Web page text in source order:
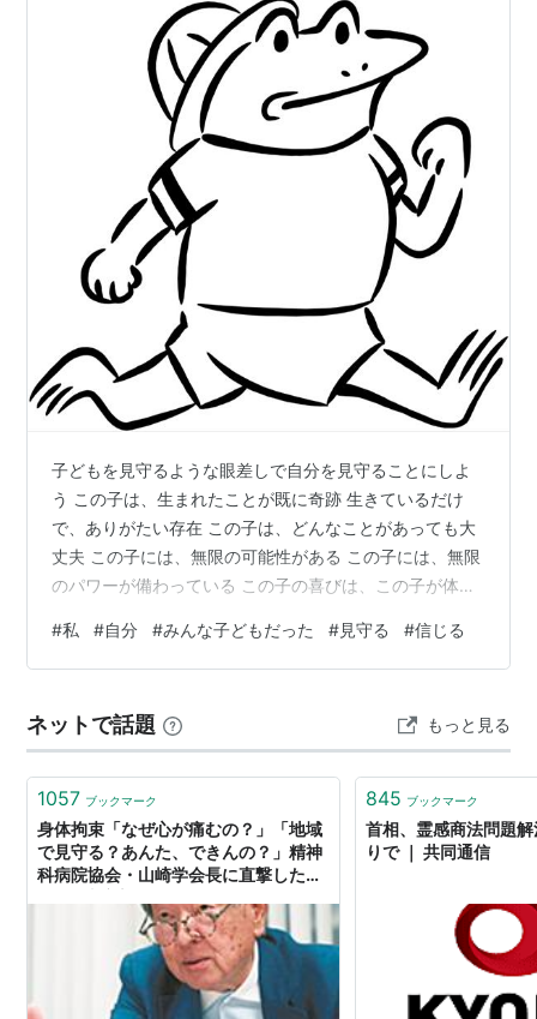
子どもを見守るような眼差しで自分を見守ることにしよ
う この子は、生まれたことが既に奇跡 生きているだけ
で、ありがたい存在 この子は、どんなことがあっても大
丈夫 この子には、無限の可能性がある この子には、無限
のパワーが備わっている この子の喜びは、この子が体験
この子が体験したいと自らがしている悲しみである この
子が癒やされ、笑顔になる過程の経験はこの子をさらに
うな眼差しで自分を見守ることにしよう 今日はここま
で、また明日
#私 #自分 #みんな子どもだった #見守る #信じる
ネットで話題 もっと見る
1057 ブックマーク
身体拘束「なぜ心が痛むの？」「地域
で見守る？あんた、できんの？」精神
科病院協会・山崎学会長に直撃した
845 ブックマーク
首相、霊感商法問題
りで ｜ 共同通信